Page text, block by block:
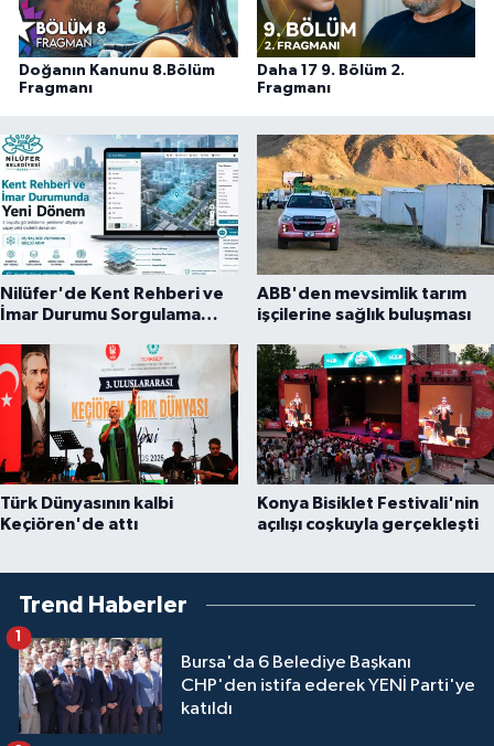
Doğanın Kanunu 8.Bölüm
Fragmanı
Daha 17 9. Bölüm 2.
Fragmanı
Nilüfer'de Kent Rehberi ve
İmar Durumu Sorgulama
ABB'den mevsimlik tarım
işçilerine sağlık buluşması
Türk Dünyasının kalbi
Keçiören'de attı
Konya Bisiklet Festivali'nin
açılışı coşkuyla gerçekleşti
Trend Haberler
Bursa'da 6 Belediye Başkanı
CHP'den istifa ederek YENİ Parti'ye
katıldı
1